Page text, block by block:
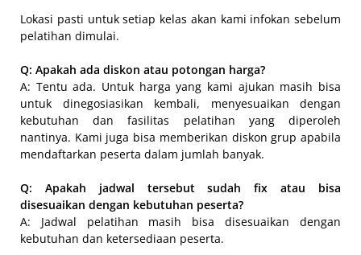
Lokasi pasti untuk setiap kelas akan kami infokan sebelum
pelatihan dimulai.
Q: Apakah ada diskon atau potongan harga?
A: Tentu ada. Untuk harga yang kami ajukan masih bisa
untuk dinegosiasikan kembali, menyesuaikan dengan
kebutuhan dan fasilitas pelatihan yang diperoleh
nantinya. Kami juga bisa memberikan diskon grup apabila
mendaftarkan peserta dalam jumlah banyak.
Q: Apakah jadwal tersebut sudah fix atau bisa
disesuaikan dengan kebutuhan peserta?
A: Jadwal pelatihan masih bisa disesuaikan dengan
kebutuhan dan ketersediaan peserta.